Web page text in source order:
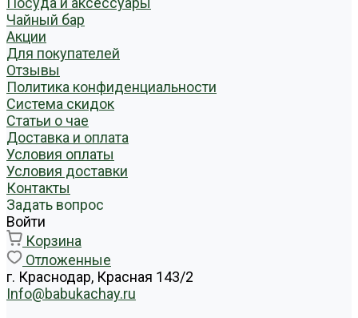
Чайный бар
Акции
Для покупателей
Отзывы
Политика конфиденциальности
Система скидок
Статьи о чае
Доставка и оплата
Условия оплаты
Условия доставки
Контакты
Задать вопрос
Войти
Корзина
Отложенные
г. Краснодар, Красная 143/2
Info@babukachay.ru